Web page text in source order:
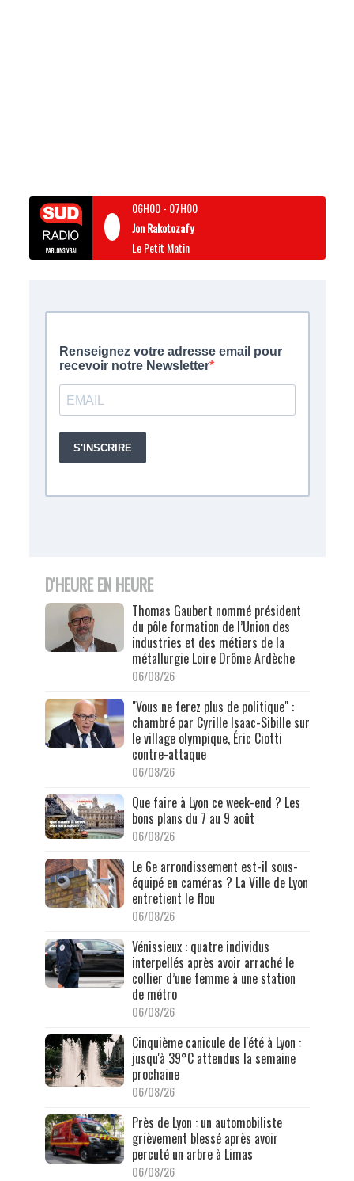
06H00- 07H00
Jon Rakotozafy
Le Petit Matin
D'HEURE EN HEURE
Thomas Gaubert nommé président
du pôle formation de l’Union des
industries et des métiers de la
métallurgie Loire Drôme Ardèche
06/08/26
"Vous ne ferez plus de politique" :
chambré par Cyrille Isaac-Sibille sur
le village olympique, Éric Ciotti
contre-attaque
06/08/26
Que faire à Lyon ce week-end ? Les
bons plans du 7 au 9 août
06/08/26
Le 6e arrondissement est-il sous-
équipé en caméras ? La Ville de Lyon
entretient le flou
06/08/26
Vénissieux : quatre individus
interpellés après avoir arraché le
collier d’une femme à une station
de métro
06/08/26
Cinquième canicule de l'été à Lyon :
jusqu'à 39°C attendus la semaine
prochaine
06/08/26
Près de Lyon : un automobiliste
grièvement blessé après avoir
percuté un arbre à Limas
06/08/26